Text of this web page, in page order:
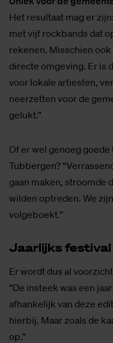
Het resultaat mag er
met vijf rockbands dat
rekenen. Misschien
directe omgeving. Er is
voor lokale artiesten,
neerzetten voor de
gelukt.”
Of er wel genoeg
Tubbergen?
gaan maken, stroomde
wilden optreden. We
volgeboekt.”
Jaar­lijks fes­ti­val
Er wordt dus al
“De insteek was een
afhankelijk van deze
hierbij. Maar zoals de
op.”